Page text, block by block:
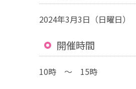
2024年3月3日（日曜日）
開催時間
10時 ～ 15時